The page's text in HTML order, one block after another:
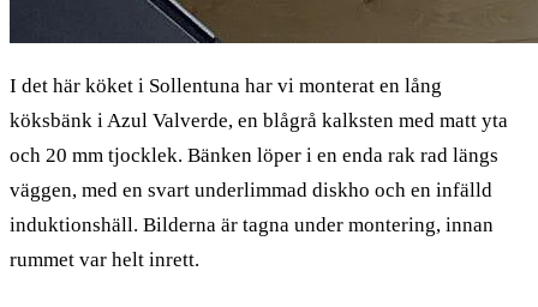
I det här köket i Sollentuna har vi monterat en lång
köksbänk i Azul Valverde, en blågrå kalksten med matt yta
och 20 mm tjocklek. Bänken löper i en enda rak rad längs
väggen, med en svart underlimmad diskho och en infälld
induktionshäll. Bilderna är tagna under montering, innan
rummet var helt inrett.